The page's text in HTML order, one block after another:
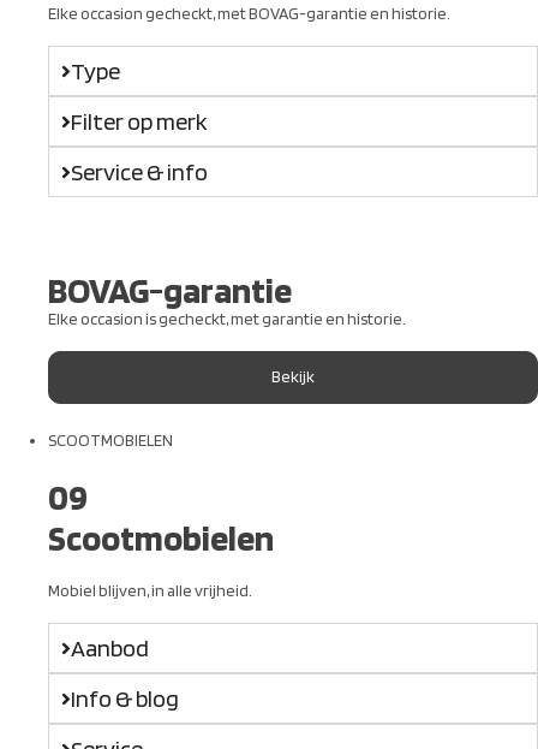
Elke occasion gecheckt, met BOVAG-garantie en historie.
Type
Filter op merk
Service & info
BOVAG-garantie
Elke occasion is gecheckt, met garantie en historie.
Bekijk
SCOOTMOBIELEN
09
Scootmobielen
Mobiel blijven, in alle vrijheid.
Aanbod
Info & blog